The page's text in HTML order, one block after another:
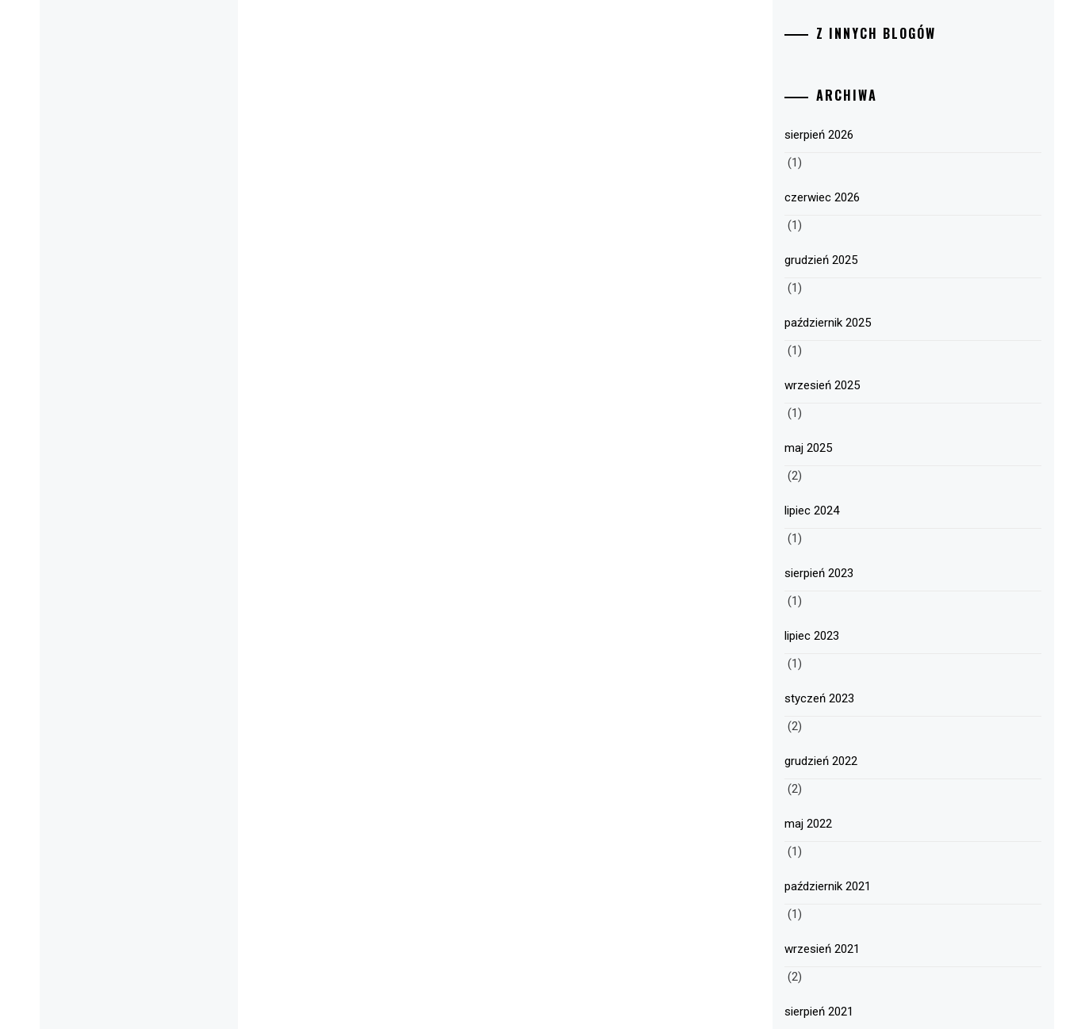
Z INNYCH BLOGÓW
ARCHIWA
sierpień 2026
(1)
czerwiec 2026
(1)
grudzień 2025
(1)
październik 2025
(1)
wrzesień 2025
(1)
maj 2025
(2)
lipiec 2024
(1)
sierpień 2023
(1)
lipiec 2023
(1)
styczeń 2023
(2)
grudzień 2022
(2)
maj 2022
(1)
październik 2021
(1)
wrzesień 2021
(2)
sierpień 2021